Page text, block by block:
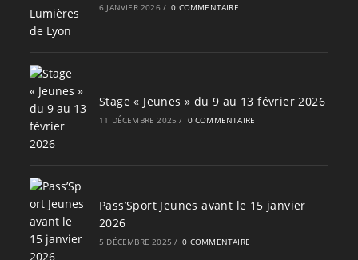
6 JANVIER 2026 / 0 COMMENTAIRE
Stage « Jeunes » du 9 au 13 février 2026
11 DÉCEMBRE 2025 / 0 COMMENTAIRE
Pass’Sport Jeunes avant le 15 janvier
2026
5 DÉCEMBRE 2025 / 0 COMMENTAIRE